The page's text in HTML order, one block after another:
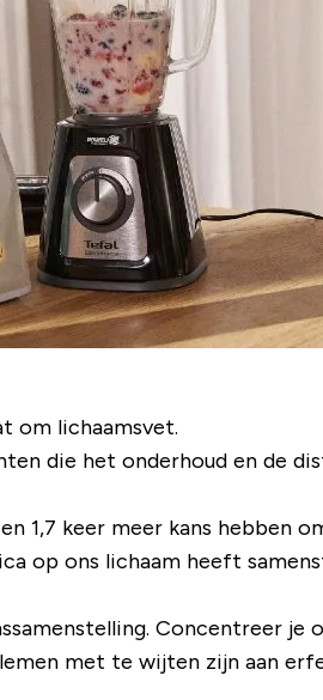
om lichaamsvet.
die het onderhoud en de
1,7 keer meer kans hebben
op ons lichaam heeft
Concentreer je
met te wijten zijn aan